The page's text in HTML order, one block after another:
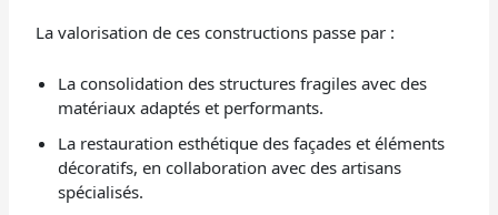
La valorisation de ces constructions passe par :
La consolidation des structures fragiles avec des
matériaux adaptés et performants.
La restauration esthétique des façades et éléments
décoratifs, en collaboration avec des artisans
spécialisés.